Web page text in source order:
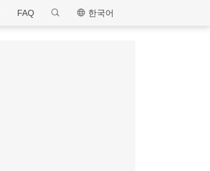
MEmu
한국어
FAQ